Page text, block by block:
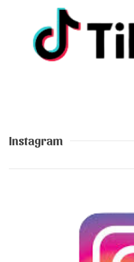
Instagram